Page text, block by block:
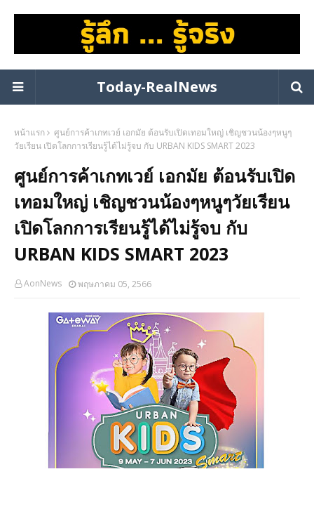
Today-RealNews
หน้าแรก
ศูนย์การค้าเกทเวย์ เอกมัย ต้อนรับเปิดเทอมใหญ่ เชิญชวนน้องๆหนูๆ
วัยเรียน เปิดโลกการเรียนรู้ได้ไม่รู้จบ กับ URBAN KIDS SMART 2023
ศูนย์การค้าเกทเวย์ เอกมัย ต้อนรับเปิด
เทอมใหญ่ เชิญชวนน้องๆหนูๆวัยเรียน
เปิดโลกการเรียนรู้ได้ไม่รู้จบ กับ
URBAN KIDS SMART 2023
AonNews พฤษภาคม 05, 2566